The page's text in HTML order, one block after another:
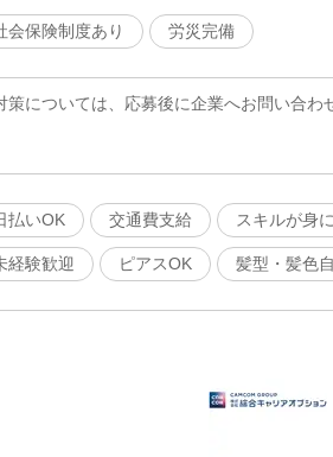
会保険制度あり
労災完備
策については、応募後に企業へお問い合わ
払いOK
交通費支給 スキルが身
経験歓迎 ピアスOK 髪型・髪色